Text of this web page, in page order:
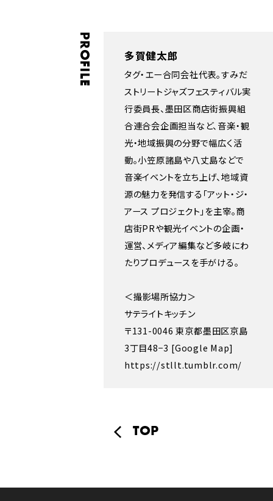
PROFILE 多賀健太郎
タグ・エー合同会社代表。すみだ
ストリートジャズフェスティバル実
行委員長、墨田区商店街振興組
合連合会企画担当など、音楽・観
光・地域振興の分野で幅広く活
動。小笠原諸島や八丈島などで
音楽イベントを立ち上げ、地域資
源の魅力を発信する「アット・ジ・
アース プロジェクト」を主宰。商
店街PRや観光イベントの企画・
運営、メディア編集など多岐にわ
たりプロデュースを手がける。
＜撮影場所協力＞
サテライトキッチン
〒131-0046 東京都墨田区京島
3丁目48−3 [Google Map]
https://stllt.tumblr.com/
TOP